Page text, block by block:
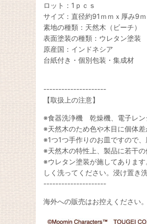
ロット：1ｐｃｓ
サイズ：直径約91ｍｍｘ厚み9ｍ
素地の種類：天然木（ビーチ）
表面塗装の種類：ウレタン塗装
原産国：インドネシア
台紙付き・個別包装・集成材
---------------------
【取扱上の注意】
※食器洗浄機 乾燥機、電子レン
※天然木のため色や木目に個体差
※1つ1つ手作りのお皿ですので
※天然木の特性上、製品に若干
※ウレタン塗装が施してありま
しく洗ってください。浸け置き
---------------------
海外への販売はお控えください